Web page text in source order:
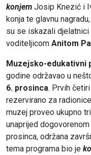
konjem Josip Knezić i
konja te glavnu
su se iskazali djelatnici
voditeljicom Anitom
Muzejsko-edukativni
godine održavao u
6. prosinca. Prvih
rezervirano za
muzej proveo ukupno
unaprijed
prosinca, održana
tema programa bio je